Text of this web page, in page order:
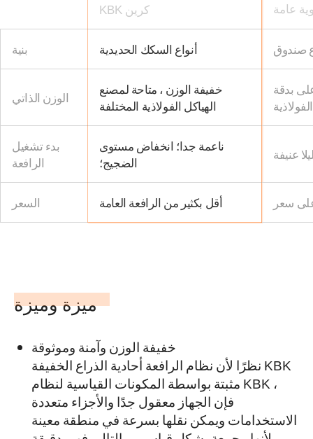
KBK كرين عامة
بنية أنواع السكك الحديدية
الوزن الذاتي
خفيفة الوزن ، متاحة لمصنع
الهياكل الفولاذية المختلفة
بدقة
بدء تشغيل
الرافعة
ناعمة جدا؛ انخفاض مستوى
الضجيج؛
عنيفة
السعر أقل بكثير من الرافعة العامة سعر
ميزة وميزة
خفيفة الوزن وآمنة وموثوقة
نظرًا لأن نظام الرافعة أحادية الذراع الخفيفة KBK
مثبتة بواسطة المكونات القياسية لنظام KBK ،
فإن الجهاز معقول جدًا والأجزاء متعددة
الاستخدامات ويمكن نقلها بسرعة في منطقة معينة